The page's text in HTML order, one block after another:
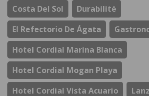
Costa Del Sol
Durabilité
El Refectorio De Ágata
Hotel Cordial Marina Blanca
Hotel Cordial Mogan Playa
Hotel Cordial Vista Acuario